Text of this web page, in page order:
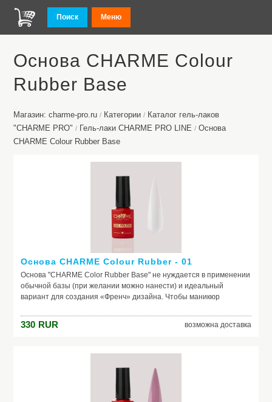
Поиск Меню
Основа CHARME Colour
Rubber Base
Магазин: charme-pro.ru / Категории / Каталог гель-лаков
"CHARME PRO" / Гель-лаки CHARME PRO LINE / Основа
CHARME Colour Rubber Base
Основа CHARME Colour Rubber - 01
Основа "CHARME Color Rubber Base" не нуждается в применении
обычной базы (при желании можно нанести) и идеальный
вариант для создания «Френч» дизайна. Чтобы маникюр
лака и ногтевой пластины. Базовое покрытие выравнивает
природный тон, маскирует неровности ногтя и его естественное
красящих веществ, поможет добиться по-настоящему добротного
красите ногти самостоятельно, основа – ваш самый главный
330 RUR возможна доставка